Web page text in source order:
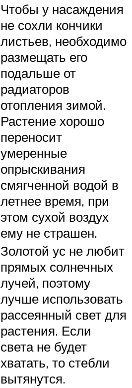
Чтобы у насаждения
не сохли кончики
листьев, необходимо
размещать его
подальше от
радиаторов
отопления зимой.
Растение хорошо
переносит
умеренные
опрыскивания
смягченной водой в
летнее время, при
этом сухой воздух
ему не страшен.
Золотой ус не любит
прямых солнечных
лучей, поэтому
лучше использовать
рассеянный свет для
растения. Если
света не будет
хватать, то стебли
вытянутся.